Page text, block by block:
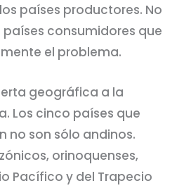
países productores. No
consumidores que
el problema.
geográfica a la
Los cinco países que
no son sólo andinos.
orinoquenses,
Pacífico y del Trapecio